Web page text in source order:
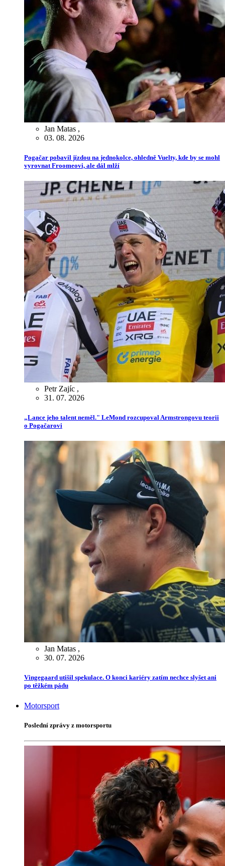
Jan Matas ,
03. 08. 2026
Pogačar pobavil jízdou na jednokolce, ohledně Vuelty, kde by se mohl
vyrovnat Froomeovi, ale dál mlží
Petr Zajíc ,
31. 07. 2026
„Lance jeho talent neměl." LeMond rozcupoval Armstrongovu teorii
o Pogačarovi
Jan Matas ,
30. 07. 2026
Vingegaard utišil spekulace. O konci kariéry zatím nechce slyšet ani
po těžkém pádu
Motorsport
Poslední zprávy z motorsportu